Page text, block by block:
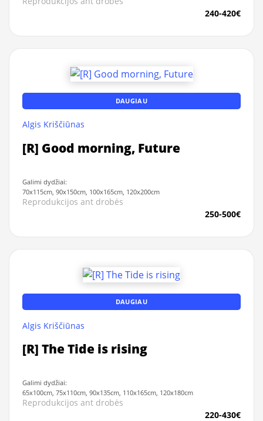
240-420€
DAUGIAU
Algis Kriščiūnas
[R] Good morning, Future
Galimi dydžiai:
70x115cm, 90x150cm, 100x165cm, 120x200cm
Reprodukcijos ant drobės
250-500€
DAUGIAU
Algis Kriščiūnas
[R] The Tide is rising
Galimi dydžiai:
65x100cm, 75x110cm, 90x135cm, 110x165cm, 120x180cm
Reprodukcijos ant drobės
220-430€